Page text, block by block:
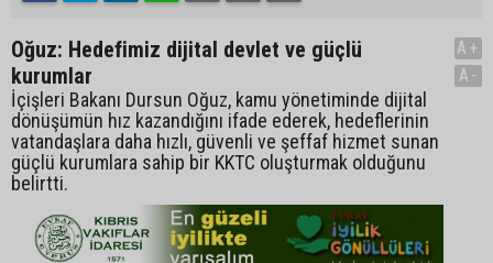
Oğuz: Hedefimiz dijital devlet ve güçlü
kurumlar
İçişleri Bakanı Dursun Oğuz, kamu yönetiminde dijital
dönüşümün hız kazandığını ifade ederek, hedeflerinin
vatandaşlara daha hızlı, güvenli ve şeffaf hizmet sunan
güçlü kurumlara sahip bir KKTC oluşturmak olduğunu
belirtti.
A+
A-